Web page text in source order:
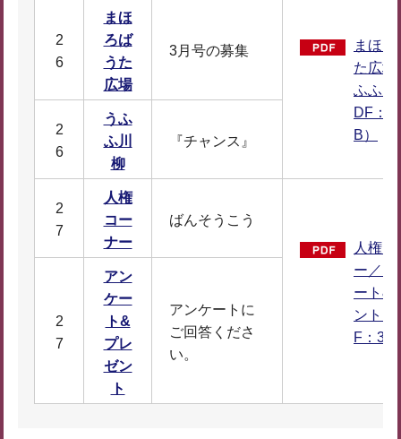
2
6
まほ
ろば
うた
広場
3月号の募集
まほろ
た広場
ふふ川
DF：
B）
2
6
うふ
ふ川
柳
『チャンス』
2
7
人権
コー
ナー
ばんそうこう
人権コ
ー／ア
ート&
ント（
F：
2
7
アン
ケー
ト&
プレ
ゼン
ト
アンケートに
ご回答くださ
い。